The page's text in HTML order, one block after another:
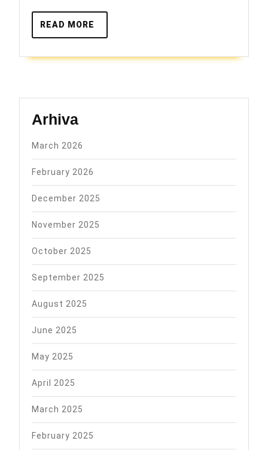
READ MORE
MORE
Arhiva
March 2026
February 2026
December 2025
November 2025
October 2025
September 2025
August 2025
June 2025
May 2025
April 2025
March 2025
February 2025